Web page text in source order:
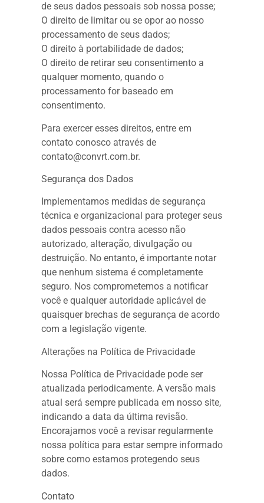
de seus dados pessoais sob nossa posse;
O direito de limitar ou se opor ao nosso
processamento de seus dados;
O direito à portabilidade de dados;
O direito de retirar seu consentimento a
qualquer momento, quando o
processamento for baseado em
consentimento.
Para exercer esses direitos, entre em
contato conosco através de
contato@convrt.com.br.
Segurança dos Dados
Implementamos medidas de segurança
técnica e organizacional para proteger seus
dados pessoais contra acesso não
autorizado, alteração, divulgação ou
destruição. No entanto, é importante notar
que nenhum sistema é completamente
seguro. Nos comprometemos a notificar
você e qualquer autoridade aplicável de
quaisquer brechas de segurança de acordo
com a legislação vigente.
Alterações na Política de Privacidade
Nossa Política de Privacidade pode ser
atualizada periodicamente. A versão mais
atual será sempre publicada em nosso site,
indicando a data da última revisão.
Encorajamos você a revisar regularmente
nossa política para estar sempre informado
sobre como estamos protegendo seus
dados.
Contato